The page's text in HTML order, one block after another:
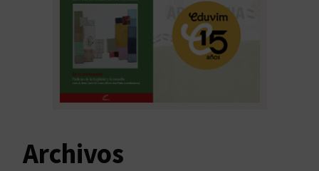
Archivos